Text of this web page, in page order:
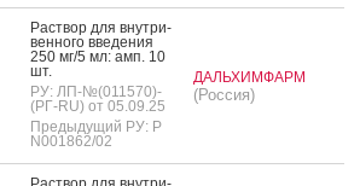
Рас­твор для внут­ри­
вен­но­го вве­дения
250 мг/5 мл: амп. 10
шт.
РУ: ЛП-№(011570)-
(РГ-RU) от 05.09.25
Предыдущий РУ: Р
N001862/02
ДАЛЬХИМФАРМ
(Россия)